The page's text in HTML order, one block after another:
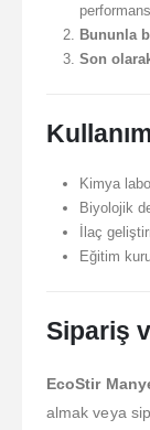
Bununla
Son
Kimya
Biyolojik
İlaç
Eğitim
Sipariş
EcoStir
almak veya